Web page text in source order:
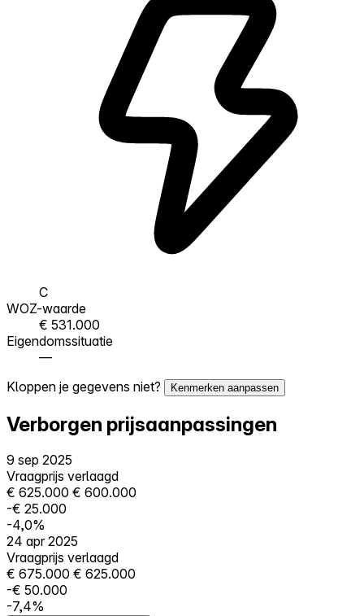
C
WOZ-waarde
€ 531.000
Eigendomssituatie
—
Kloppen je gegevens niet?
Kenmerken aanpassen
Verborgen prijsaanpassingen
9 sep 2025
Vraagprijs verlaagd
€ 625.000 € 600.000
-€ 25.000
-4,0%
24 apr 2025
Vraagprijs verlaagd
€ 675.000 € 625.000
-€ 50.000
-7,4%